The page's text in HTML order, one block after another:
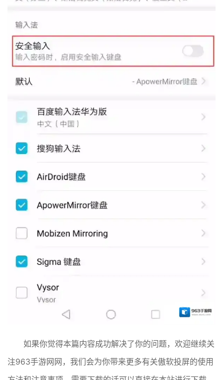
如果你觉得本篇内容成功解决了你的问题，欢迎继续关
注963手游网网，我们会为你带来更多有关傲软投屏的使用